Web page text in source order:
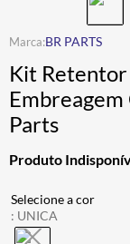
BR PARTS
Kit Retentor
Parts
Produto
: UNICA
JAQUETA
4º ÓCULOS
º LUVA
6º BAU
º
8º AIROH
9º CALÇA
10º